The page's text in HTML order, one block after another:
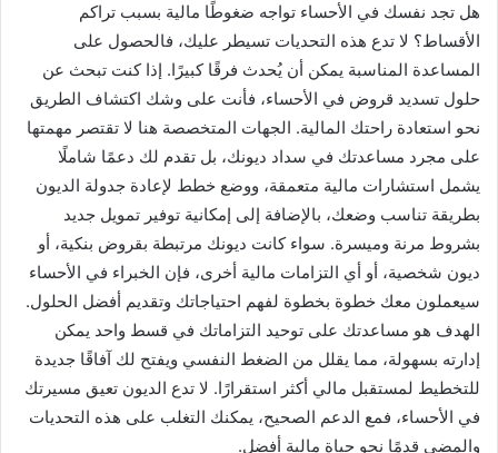
هل تجد نفسك في الأحساء تواجه ضغوطًا مالية بسبب تراكم
الأقساط؟ لا تدع هذه التحديات تسيطر عليك، فالحصول على
المساعدة المناسبة يمكن أن يُحدث فرقًا كبيرًا. إذا كنت تبحث عن
حلول تسديد قروض في الأحساء، فأنت على وشك اكتشاف الطريق
نحو استعادة راحتك المالية. الجهات المتخصصة هنا لا تقتصر مهمتها
على مجرد مساعدتك في سداد ديونك، بل تقدم لك دعمًا شاملًا
يشمل استشارات مالية متعمقة، ووضع خطط لإعادة جدولة الديون
بطريقة تناسب وضعك، بالإضافة إلى إمكانية توفير تمويل جديد
بشروط مرنة وميسرة. سواء كانت ديونك مرتبطة بقروض بنكية، أو
ديون شخصية، أو أي التزامات مالية أخرى، فإن الخبراء في الأحساء
سيعملون معك خطوة بخطوة لفهم احتياجاتك وتقديم أفضل الحلول.
الهدف هو مساعدتك على توحيد التزاماتك في قسط واحد يمكن
إدارته بسهولة، مما يقلل من الضغط النفسي ويفتح لك آفاقًا جديدة
للتخطيط لمستقبل مالي أكثر استقرارًا. لا تدع الديون تعيق مسيرتك
في الأحساء، فمع الدعم الصحيح، يمكنك التغلب على هذه التحديات
والمضي قدمًا نحو حياة مالية أفضل.